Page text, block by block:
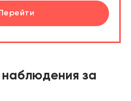
Перейти
наблюдения за